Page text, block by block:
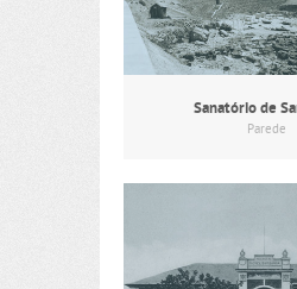
Sanatório de
Parede